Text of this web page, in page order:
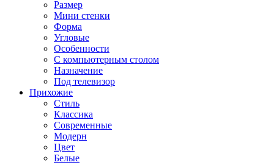
Размер
Мини стенки
Форма
Угловые
Особенности
С компьютерным столом
Назначение
Под телевизор
Прихожие
Стиль
Классика
Современные
Модерн
Цвет
Белые